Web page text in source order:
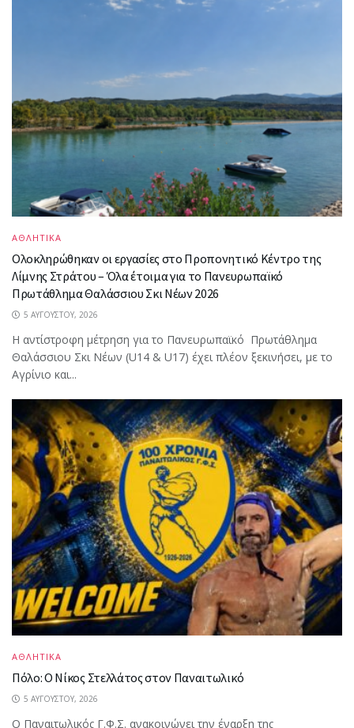
ΑΘΛΗΤΙΚΑ
Ολοκληρώθηκαν οι εργασίες στο Προπονητικό Κέντρο της
Λίμνης Στράτου – Όλα έτοιμα για το Πανευρωπαϊκό
Πρωτάθλημα Θαλάσσιου Σκι Νέων 2026
5 ΑΥΓΟΎΣΤΟΥ, 2026
Η αντίστροφη μέτρηση για το Πανευρωπαϊκό Πρωτάθλημα
Θαλάσσιου Σκι Νέων (U14 & U17) έχει πλέον ξεκινήσει, με το
Αγρίνιο και...
ΑΘΛΗΤΙΚΑ
Πόλο: Ο Νίκος Στελλάτος στον Παναιτωλικό
5 ΑΥΓΟΎΣΤΟΥ, 2026
Ο Παναιτωλικός Γ.Φ.Σ. ανακοινώνει την έναρξη της